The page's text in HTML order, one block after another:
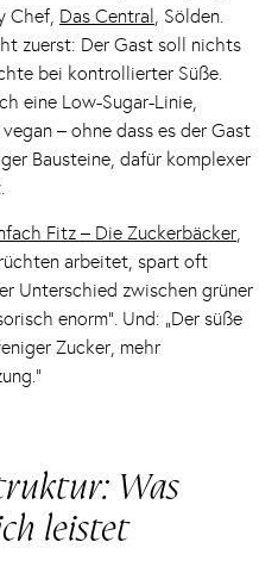
Chef, Das Central, Sölden.
zuerst: Der Gast soll nichts
bei kontrollierter Süße.
eine Low-Sugar-Linie,
– ohne dass es der Gast
Bausteine, dafür komplexer
Fitz – Die Zuckerbäcker,
arbeitet, spart oft
Unterschied zwischen grüner
enorm“. Und: „Der süße
Zucker, mehr
Was
leistet